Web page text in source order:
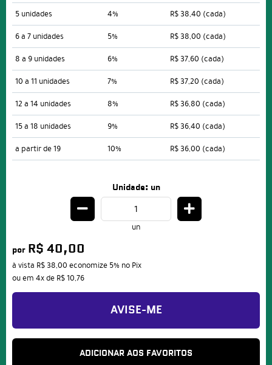
5 unidades
4% R$ 38,40 (cada)
6 a 7 unidades
5% R$ 38,00 (cada)
8 a 9 unidades
6% R$ 37,60 (cada)
10 a 11 unidades
7% R$ 37,20 (cada)
12 a 14 unidades
8% R$ 36,80 (cada)
15 a 18 unidades
9% R$ 36,40 (cada)
a partir de 19
10% R$ 36,00 (cada)
Unidade: un
un
por R$ 40,00
à vista R$ 38,00 economize 5% no Pix
ou em 4xde R$ 10,76
AVISE-ME
ADICIONAR AOS FAVORITOS